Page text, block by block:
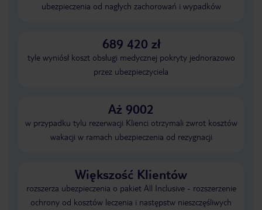
ubezpieczenia od nagłych zachorowań i wypadków
689 420 zł
tyle wyniósł koszt obsługi medycznej pokryty jednorazowo
przez ubezpieczyciela
Aż 9002
w przypadku tylu rezerwacji Klienci otrzymali zwrot kosztów
wakacji w ramach ubezpieczenia od rezygnacji
Większość Klientów
rozszerza ubezpieczenia o pakiet All Inclusive - rozszerzenie
ochrony od kosztów leczenia i następstw nieszczęśliwych